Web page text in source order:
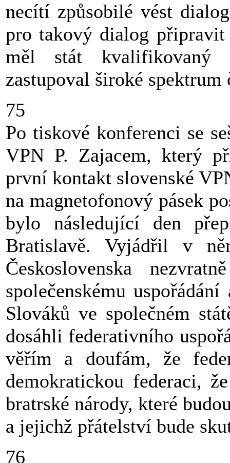
necítí způsobilé vést
pro takový dialog připravit
měl stát kvalifikovaný
zastupoval široké
75
Po tiskové konferenci se
VPN P. Zajacem, který
první kontakt slovenské
na magnetofonový pásek
bylo následující den
Bratislavě. Vyjádřil v
Československa
společenskému
Slováků ve společném
dosáhli federativního
věřím a doufám, že
demokratickou federaci,
bratrské národy, které
a jejichž přátelství bude
76